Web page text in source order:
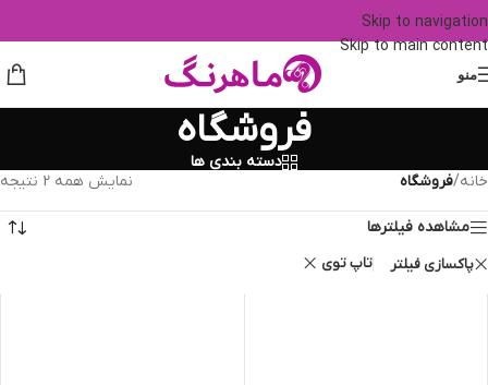
Skip to navigation
Skip to main content
منو
فروشگاه
دسته بندی ها
خانه/فروشگاه نمایش همه 2 نتیجه
مشاهده فیلترها
پاکسازی فیلتر تاپ توی